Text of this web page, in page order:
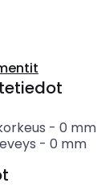
- 0 mm
- 0 mm